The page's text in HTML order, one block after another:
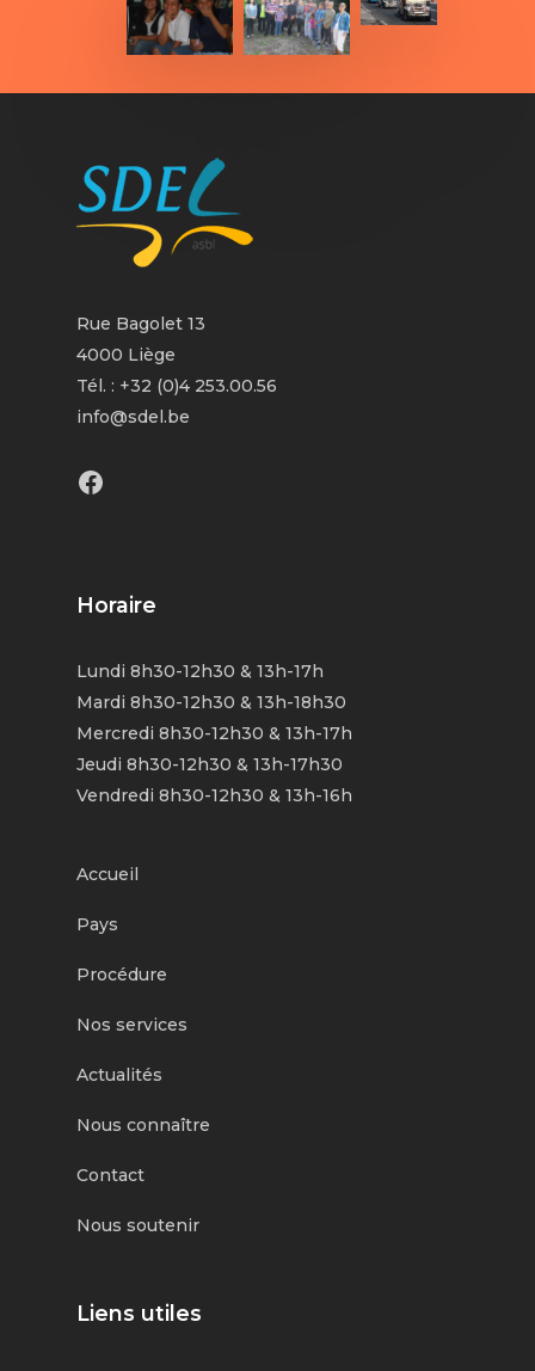
Rue Bagolet 13
4000 Liège
Tél. : +32 (0)4 253.00.56
info@sdel.be
Facebook
Horaire
Lundi 8h30-12h30 & 13h-17h
Mardi 8h30-12h30 & 13h-18h30
Mercredi 8h30-12h30 & 13h-17h
Jeudi 8h30-12h30 & 13h-17h30
Vendredi 8h30-12h30 & 13h-16h
Accueil
Pays
Procédure
Nos services
Actualités
Nous connaître
Contact
Nous soutenir
Liens utiles